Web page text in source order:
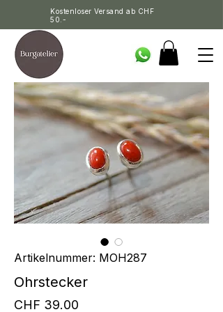
Kostenloser Versand ab CHF
50.-
Artikelnummer: MOH287
Ohrstecker
CHF 39.00